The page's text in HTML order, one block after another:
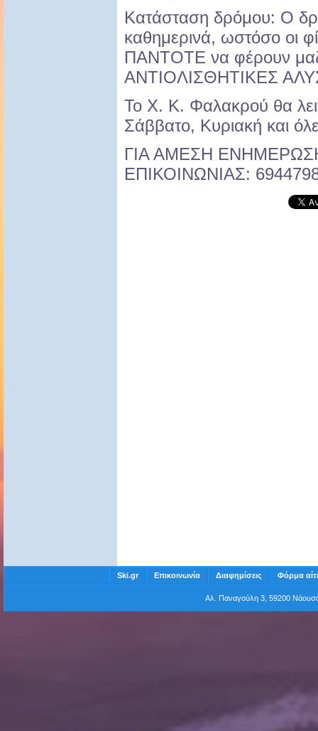
Κατάσταση δρόμου: Ο
καθημερινά, ωστόσο οι
ΠΑΝΤΟΤΕ να φέρουν
ΑΝΤΙΟΛΙΣΘΗΤΙΚΕΣ
Το Χ. Κ. Φαλακρού θα
Σάββατο, Κυριακή και
ΓΙΑ ΑΜΕΣΗ
ΕΠΙΚΟΙΝΩΝΙΑΣ:
Ski.gr Επικοινωνία Διαφημίσεις Φόρμα
Αλ. Παναγούλη 3, 59200